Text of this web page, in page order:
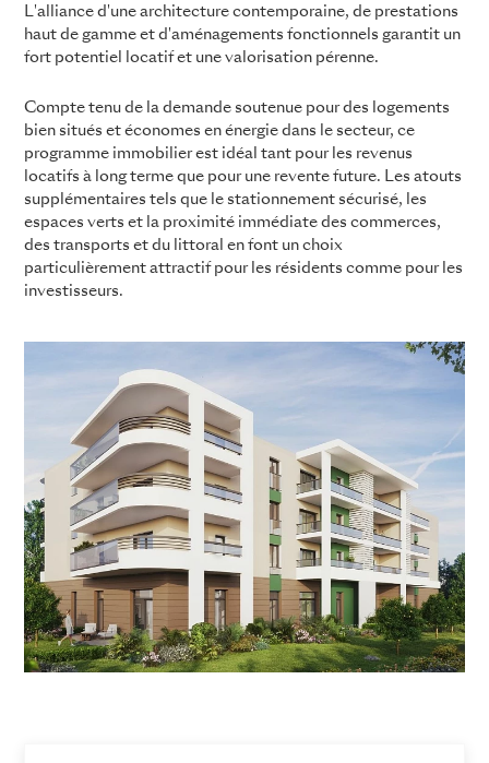
L'alliance d'une architecture contemporaine, de prestations
haut de gamme et d'aménagements fonctionnels garantit un
fort potentiel locatif et une valorisation pérenne.
Compte tenu de la demande soutenue pour des logements
bien situés et économes en énergie dans le secteur, ce
programme immobilier est idéal tant pour les revenus
locatifs à long terme que pour une revente future. Les atouts
supplémentaires tels que le stationnement sécurisé, les
espaces verts et la proximité immédiate des commerces,
des transports et du littoral en font un choix
particulièrement attractif pour les résidents comme pour les
investisseurs.